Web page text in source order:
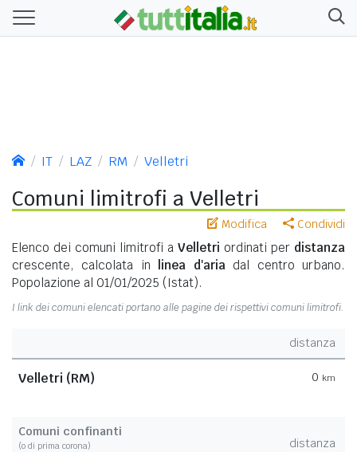
IT LAZ RM Velletri
Comuni limitrofi a Velletri
Modifica Condividi
Elenco dei comuni limitrofi a Velletri ordinati per distanza
crescente, calcolata in
linea d'aria dal centro urbano.
Popolazione al 01/01/2025 (Istat).
I link dei comuni elencati portano alle pagine dei rispettivi comuni limitrofi.
distanza
Velletri (RM) 0 km
Comuni confinanti
(o di prima corona) distanza